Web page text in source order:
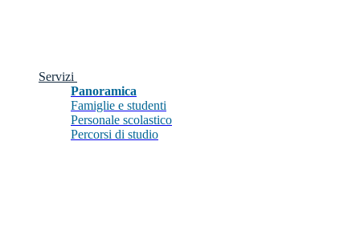
Servizi
Panoramica
Famiglie e studenti
Personale scolastico
Percorsi di studio